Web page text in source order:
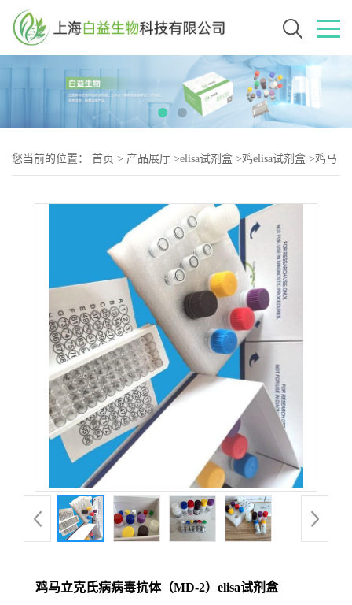
您当前的位置： 首页 > 产品展厅 >elisa试剂盒 >鸡elisa试剂盒 >鸡马
鸡马立克氏病病毒抗体（MD-2）elisa试剂盒